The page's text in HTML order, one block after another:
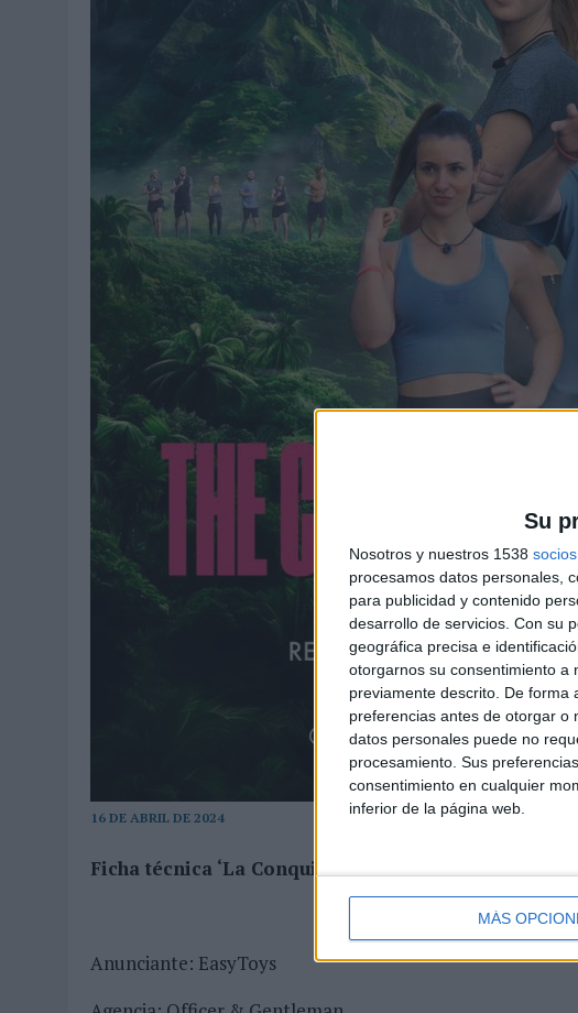
Su
Nosotros y nuestros 1538 socios
procesamos datos personales,
para publicidad y contenido
desarrollo de servicios. Con su
geográfica precisa e
otorgarnos su consentimiento a
previamente descrito. De forma
preferencias antes de otorgar o
datos personales puede no
procesamiento. Sus
consentimiento en cualquier
inferior de la página web.
MÁS
‘ALEXIA PUTELLAS X GALAXY Z FOLD8 – SIN LÍMITES’, DE CHEIL SPAIN
16 DE ABRIL DE 2024
Ficha técnica ‘La Conquista del Clítoris’
Anunciante: EasyToys